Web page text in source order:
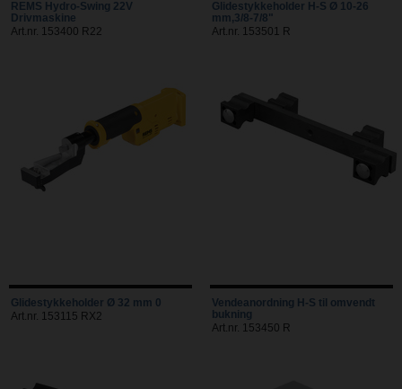
REMS Hydro-Swing 22V
Drivmaskine
Art.nr. 153400 R22
Glidestykkeholder H-S Ø 10-26
mm,3/8-7/8"
Art.nr. 153501 R
Glidestykkeholder Ø 32 mm 0
Art.nr. 153115 RX2
Vendeanordning H-S til omvendt
bukning
Art.nr. 153450 R